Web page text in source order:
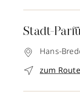
Stadt-
Hans-
zum